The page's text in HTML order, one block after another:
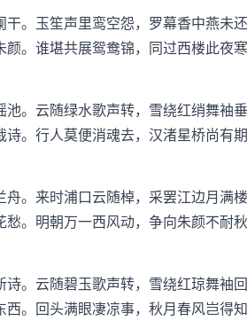
。玉笙声里鸾空怨，罗幕香中燕未还
。谁堪共展鸳鸯锦，同过西楼此夜寒
。云随绿水歌声转，雪绕红绡舞袖垂
。行人莫便消魂去，汉渚星桥尚有期
。来时浦口云随棹，采罢江边月满楼
。明朝万一西风动，争向朱颜不耐秋
。云随碧玉歌声转，雪绕红琼舞袖回
。回头满眼凄凉事，秋月春风岂得知